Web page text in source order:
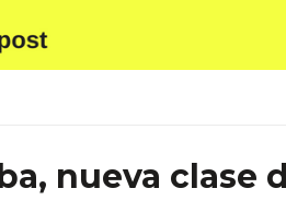
nueva clase